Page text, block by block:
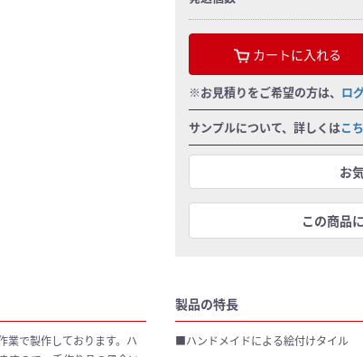
カートに入れる
※お見積りをご希望の方は、 ロ
サンプルについて、詳しくはこ
お
この商品
業で製作しております。ハ
製品の特長
■ハンドメイドによる絵付けタイル